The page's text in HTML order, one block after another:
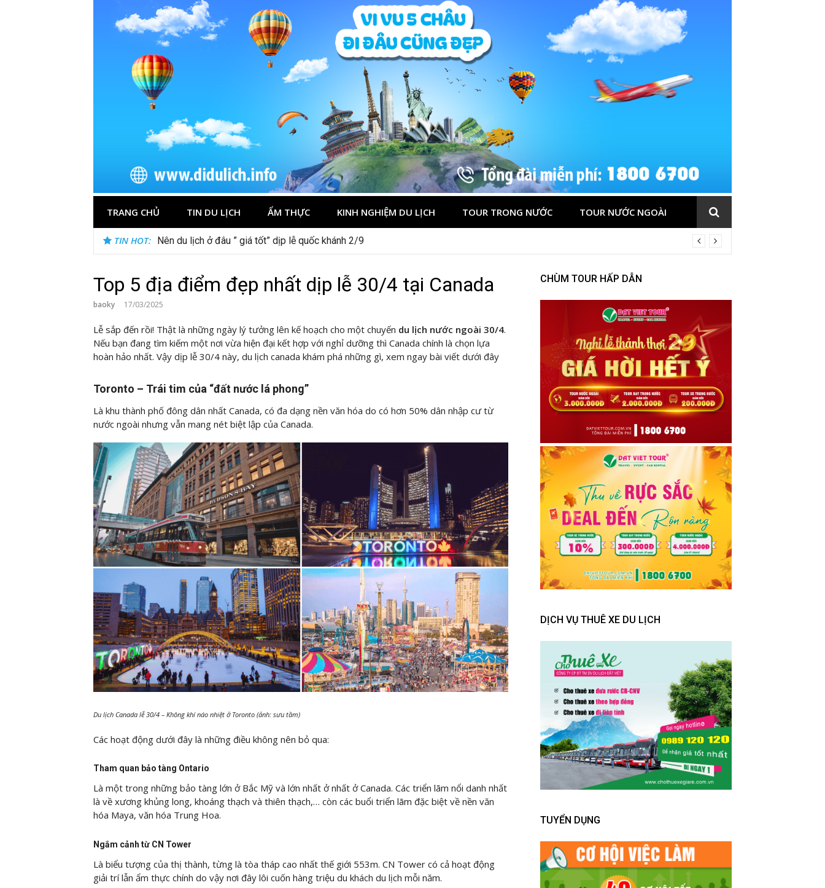
TRANG CHỦ TIN DU LỊCH ẨM THỰC KINH NGHIỆM DU LỊCH TOUR TRONG NƯỚC TOUR NƯỚC NGOÀI
TIN HOT: Nên du lịch ở đâu ” giá tốt” dịp lễ quốc khánh 2/9
Top 5 địa điểm đẹp nhất dịp lễ 30/4 tại Canada
baoky 17/03/2025
Lễ sắp đến rồi! Thật là những ngày lý tưởng lên kế hoạch cho một chuyến du lịch nước ngoài 30/4.
Nếu bạn đang tìm kiếm một nơi vừa hiện đại kết hợp với nghỉ dưỡng thì Canada chính là chọn lựa
hoàn hảo nhất. Vậy dịp lễ 30/4 này, du lịch canada khám phá những gì, xem ngay bài viết dưới đây
Toronto – Trái tim của “đất nước lá phong”
Là khu thành phố đông dân nhất Canada, có đa dạng nền văn hóa do có hơn 50% dân nhập cư từ
nước ngoài nhưng vẫn mang nét biệt lập của Canada.
Du lịch Canada lễ 30/4 – Không khí náo nhiệt ở Toronto (ảnh: sưu tầm)
Các hoạt động dưới đây là những điều không nên bỏ qua:
Tham quan bảo tàng Ontario
Là một trong những bảo tàng lớn ở Bắc Mỹ và lớn nhất ở nhất ở Canada. Các triển lãm nổi danh nhất
là về xương khủng long, khoáng thạch và thiên thạch,… còn các buổi triển lãm đặc biệt về nền văn
hóa Maya, văn hóa Trung Hoa.
Ngắm cảnh từ CN Tower
Là biểu tượng của thị thành, từng là tòa tháp cao nhất thế giới 553m. CN Tower có cả hoạt động
giải trí lẫn ẩm thực chính do vậy nơi đây lôi cuốn hàng triệu du khách du lịch mỗi năm.
CHÙM TOUR HẤP DẪN
DỊCH VỤ THUÊ XE DU LỊCH
TUYỂN DỤNG